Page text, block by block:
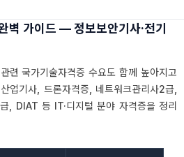
벽 가이드 — 정보보안기사·전기
련 국가기술자격증 수요도 함께 높아지고
업기사, 드론자격증, 네트워크관리사2급,
, DIAT 등 IT·디지털 분야 자격증을 정리